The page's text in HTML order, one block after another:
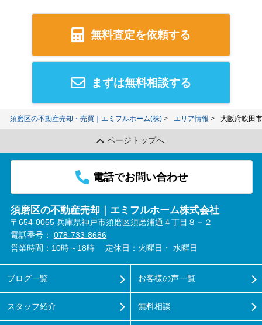
無料査定を依頼する
まずは無料相談する
須磨区の不動産売却・売買｜エミフルホーム(株) エリア情報 大阪府吹田
ページトップへ
電話でお問い合わせ
須磨区の不動産売却｜エミフルホーム株式会社
〒654-0055 兵庫県神戸市須磨区須磨浦通４丁目８－２
電話番号： 078-733-8686
営業時間：10時～18時
定休日：火曜日・ 水曜日
ブログ一覧
スタッフ紹介
お客様の声一覧
無料相談